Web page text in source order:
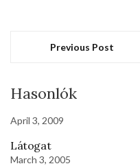
Previous Post
Hasonlók
April 3, 2009
Látogat
March 3, 2005